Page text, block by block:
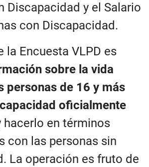
Discapacidad y el Salario
con Discapacidad.
la Encuesta VLPD es
sobre la vida
personas de 16 y más
oficialmente
hacerlo en términos
con las personas sin
La operación es fruto de